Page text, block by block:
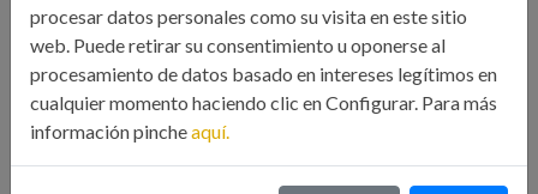
procesar datos personales como su visita en este sitio
web. Puede retirar su consentimiento u oponerse al
procesamiento de datos basado en intereses legítimos en
cualquier momento haciendo clic en Configurar. Para más
información pincheaquí.